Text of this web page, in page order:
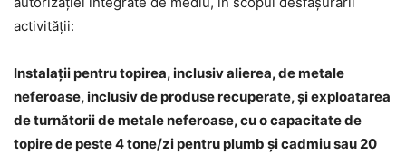
activității:
Instalații pentru topirea, inclusiv alierea, de metale
neferoase, inclusiv de produse recuperate, și exploatarea
de turnătorii de metale neferoase, cu o capacitate de
topire de peste 4 tone/zi pentru plumb și cadmiu sau 20